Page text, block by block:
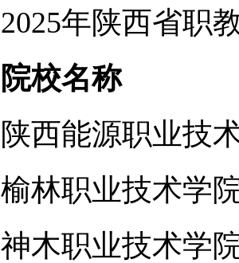
2025年陕西省职
院校名称
陕西能源职业技
榆林职业技术学
神木职业技术学